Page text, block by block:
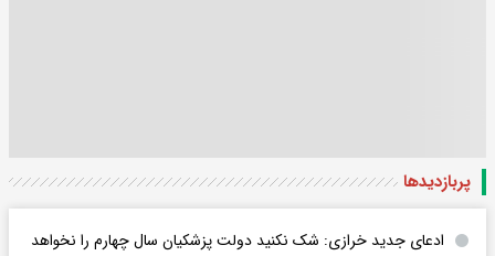
پربازدید‌ها
ادعای جدید خرازی: شک نکنید دولت پزشکیان سال چهارم را نخواهد